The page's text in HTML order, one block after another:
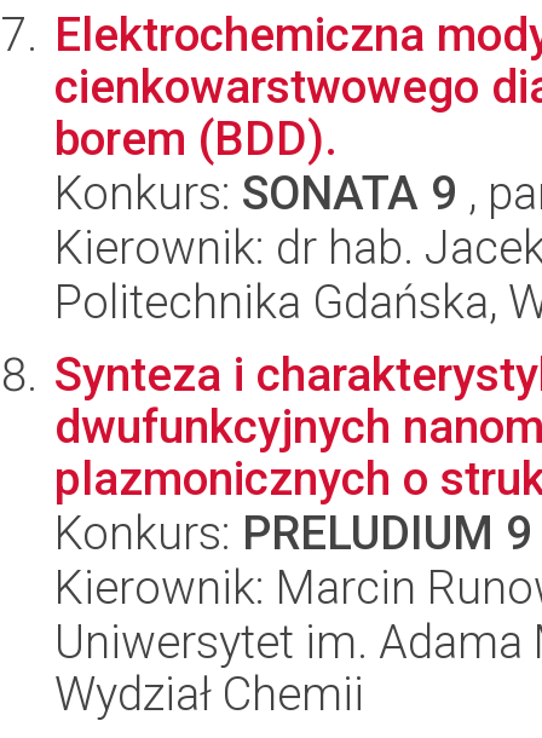
Elektrochemiczna
cienkowarstwowego
borem (BDD).
Konkurs: SONATA 9 ,
Kierownik: dr hab.
Politechnika Gdańska,
Synteza i
dwufunkcyjnych
plazmonicznych o
Konkurs: PRELUDIUM 9
Kierownik: Marcin
Uniwersytet im.
Wydział Chemii